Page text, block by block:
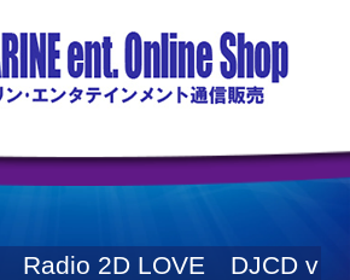
Radio 2D LOVE DJCD v